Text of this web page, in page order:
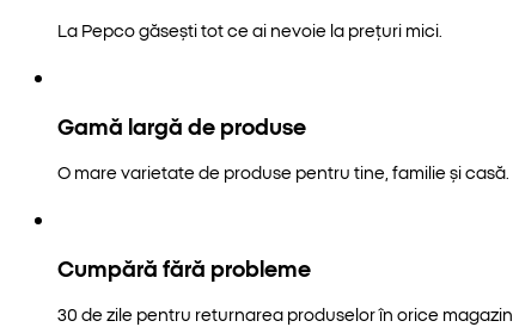
La Pepco găsești tot ce ai nevoie la prețuri mici.
Gamă largă de produse
O mare varietate de produse pentru tine, familie și casă.
Cumpără fără probleme
30 de zile pentru returnarea produselor în orice magazin.